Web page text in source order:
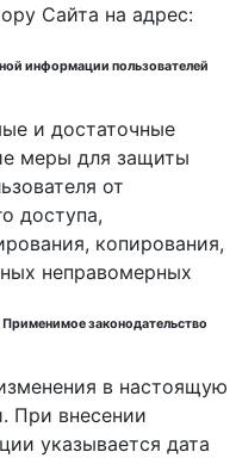
Сайта на адрес:
информации пользователей
и достаточные
меры для защиты
от
доступа,
копирования,
неправомерных
законодательство
в настоящую
При внесении
указывается дата